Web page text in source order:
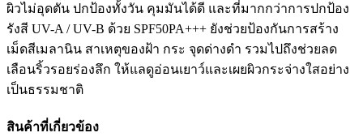
ผิวไม่อุดตัน ปกป้องทั้งวัน คุมมันได้ดี และที่มากกว่าการปกป้อง
รังสี UV-A / UV-B ด้วย SPF50PA+++ ยังช่วยป้องกันการสร้าง
เม็ดสีเมลานิน สาเหตุของฝ้า กระ จุดด่างดำ รวมไปถึงช่วยลด
เลือนริ้วรอยร่องลึก ให้แลดูอ่อนเยาว์และเผยผิวกระจ่างใสอย่าง
เป็นธรรมชาติ
สินค้าที่เกี่ยวข้อง